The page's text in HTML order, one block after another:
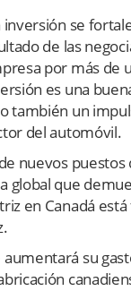
inversión se
de las
por más de
es una
también un
del automóvil.
nuevos
global que
en Canadá
su